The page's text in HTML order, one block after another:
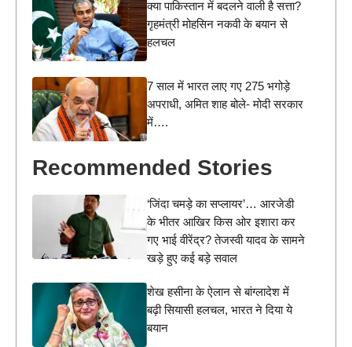
क्या पाकिस्तान में बदलने वाली है सत्ता?
गृहमंत्री मोहसिन नकवी के बयान से
हलचल
7 साल में भारत लाए गए 275 भगोड़े
अपराधी, अमित शाह बोले- मोदी सरकार
में….
Recommended Stories
‘जिंदा चमड़े का सप्लायर’… आरजेडी
के भीतर आखिर किस ओर इशारा कर
गए भाई वीरेंद्र? तेजस्वी यादव के सामने
खड़े हुए कई बड़े सवाल
शेख हसीना के ऐलान से बांग्लादेश में
बढ़ी सियासी हलचल, भारत ने दिया ये
बयान